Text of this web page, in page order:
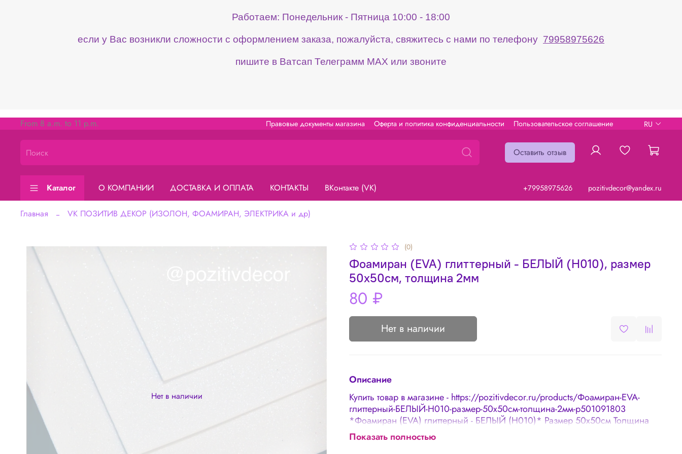
Работаем: Понедельник - Пятница 10:00 - 18:00
если у Вас возникли сложности с оформлением заказа, пожалуйста, свяжитесь с нами по телефону 79958975626
пишите в Ватсап Телеграмм МАХ или звоните
Правовые документы магазина Оферта и политика конфиденциальности Пользовательское соглашение
From 8 a.m. to 11 p.m. RU
Оставить отзыв
Каталог О КОМПАНИИ ДОСТАВКА И ОПЛАТА КОНТАКТЫ ВКонтакте (VK) +79958975626 pozitivdecor@yandex.ru
Главная VK ПОЗИТИВ ДЕКОР (ИЗОЛОН, ФОАМИРАН, ЭЛЕКТРИКА и др)
Нет в наличии
(0)
Фоамиран (EVA) глиттерный - БЕЛЫЙ (H010), размер
50х50см, толщина 2мм
80 ₽
Нет в наличии
Описание
Купить товар в магазине - https://pozitivdecor.ru/products/Фоамиран-EVA-
глиттерный-БЕЛЫЙ-H010-размер-50х50см-толщина-2мм-p501091803
*Фоамиран (EVA) глиттерный - БЕЛЫЙ (H010)* Размер 50х50см Толщина
2мм
Показать полностью